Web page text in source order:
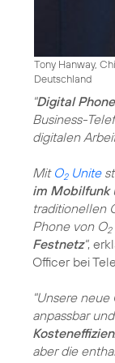
Tony Hanway,
Deutschland
"Digital
Business-
digitalen
Mit O2Unite
im Mobilfunk
traditionellen
Phone von O2
Festnetz",
Officer bei
"Unsere
anpassbar
aber die